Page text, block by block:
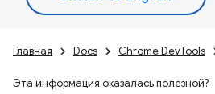
Главная Docs Chrome DevTools
Эта информация оказалась полезной?